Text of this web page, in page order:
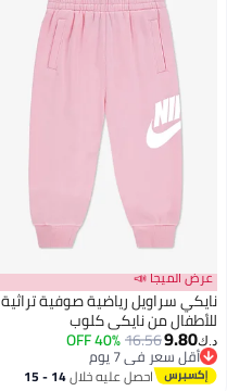
عرض الميجا 📣
نايكي سراويل رياضية صوفية تراثية
للأطفال من نايكي كلوب
د.ك‏9.80
16.56
40% OFF
أقل سعر في 7 يوم
أقل سعر في 7 يوماحصل عليه خلال 14 - 15